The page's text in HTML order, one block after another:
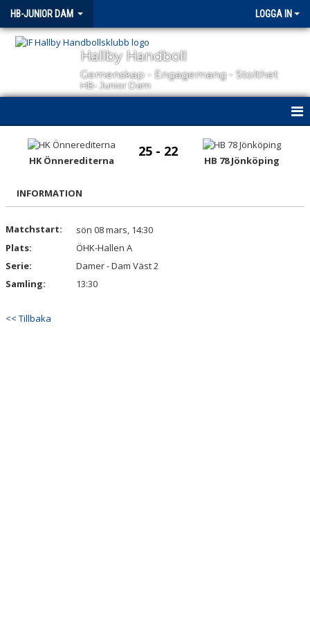
HB-JUNIOR DAM LOGGA IN
Hallby Handboll
Gemenskap - Engagemang - Stolthet
HB- Junior Dam
KALENDER
TRUPPEN
BILDGALLERI
DOKUMENT
HK Önnerediterna
25 - 22
HB 78 Jönköping
INFORMATION
Matchstart:
sön 08 mars, 14:30
Plats:
ÖHK-Hallen A
Serie:
Damer - Dam Väst 2
Samling:
13:30
<< Tillbaka